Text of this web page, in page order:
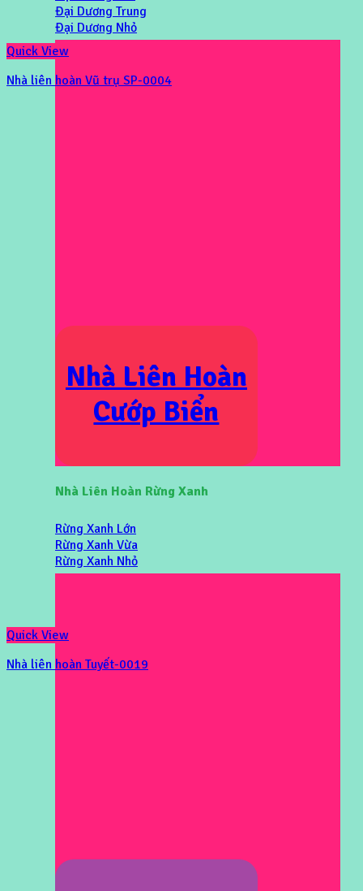
Đại Dương Trung
Đại Dương Nhỏ
Nhà Liên Hoàn
Cướp Biển
Nhà Liên Hoàn Rừng Xanh
Rừng Xanh Lớn
Rừng Xanh Vừa
Rừng Xanh Nhỏ
Quick View
Nhà liên hoàn Vũ trụ SP-0004
Quick View
Nhà liên hoàn Tuyết-0019